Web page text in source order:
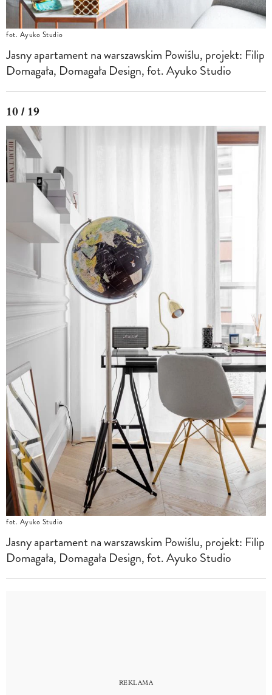
fot. Ayuko Studio
Jasny apartament na warszawskim Powiślu, projekt: Filip
Domagała, Domagała Design, fot. Ayuko Studio
10 / 19
fot. Ayuko Studio
Jasny apartament na warszawskim Powiślu, projekt: Filip
Domagała, Domagała Design, fot. Ayuko Studio